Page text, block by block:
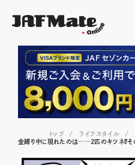
トップ ライフスタイル